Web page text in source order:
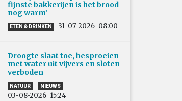
fijnste bakkerijen is het brood
nog warm’
ETEN & DRINKEN 31-07-2026 08:00
Droogte slaat toe, besproeien
met water uit vijvers en sloten
verboden
NATUUR NIEUWS
03-08-2026 15:24